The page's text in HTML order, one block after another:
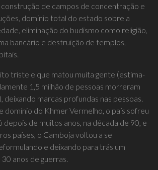
de campos de concentração e
domínio total do estado sobre a
eliminação do budismo como religião,
bancário e destruição de templos,
triste e que matou muita gente (estima-
1,5 milhão de pessoas morreram
deixando marcas profundas nas pessoas.
domínio do Khmer Vermelho, o país sofreu
depois de muitos anos, na década de 90, e
países, o Camboja voltou a se
e deixando para trás um
anos de guerras.